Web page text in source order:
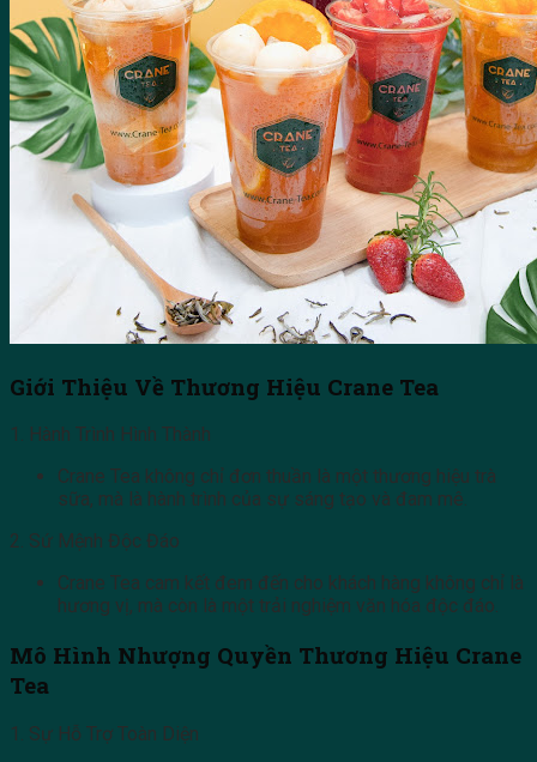
Giới Thiệu Về Thương Hiệu Crane Tea
1. Hành Trình Hình Thành
Crane Tea không chỉ đơn thuần là một thương hiệu trà
sữa, mà là hành trình của sự sáng tạo và đam mê.
2. Sứ Mệnh Độc Đáo
Crane Tea cam kết đem đến cho khách hàng không chỉ là
hương vị, mà còn là một trải nghiệm văn hóa độc đáo.
Mô Hình Nhượng Quyền Thương Hiệu Crane
Tea
1. Sự Hỗ Trợ Toàn Diện